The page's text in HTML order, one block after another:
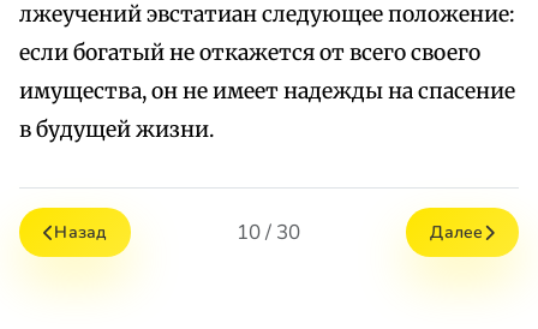
лжеучений эвстатиан следующее положение:
если богатый не откажется от всего своего
имущества, он не имеет надежды на спасение
в будущей жизни.
Назад 10 / 30 Далее